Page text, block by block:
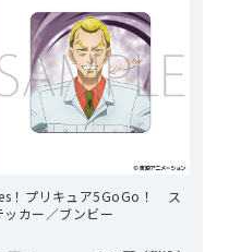
！プリキュア5GoGo！ ス
ッカー／ブンビー